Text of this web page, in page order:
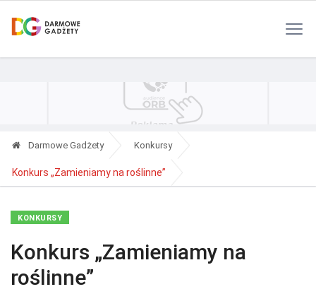
Darmowe Gadżety Konkursy
Konkurs „Zamieniamy na roślinne”
KONKURSY
Konkurs „Zamieniamy na
roślinne”